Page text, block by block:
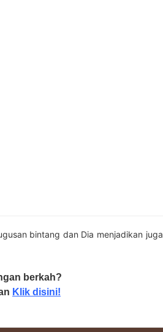
bintang dan Dia menjadikan juga
berkah?
Klik disini!